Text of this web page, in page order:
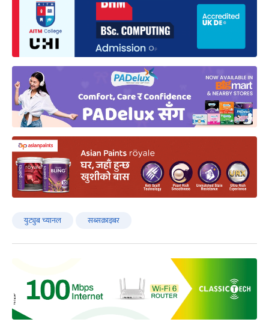
युट्युब च्यानल सब्सक्राइबर